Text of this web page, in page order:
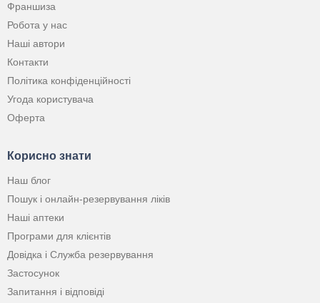
Франшиза
Робота у нас
Наші автори
Контакти
Політика конфіденційності
Угода користувача
Оферта
Корисно знати
Наш блог
Пошук і онлайн-резервування ліків
Наші аптеки
Програми для клієнтів
Довідка і Служба резервування
Застосунок
Запитання і відповіді